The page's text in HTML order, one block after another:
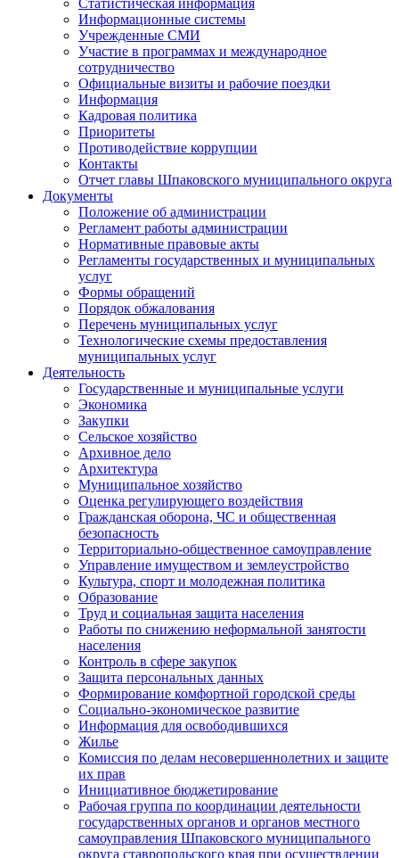
Статистическая информация
Информационные системы
Учрежденные СМИ
Участие в программах и международное
сотрудничество
Официальные визиты и рабочие поездки
Информация
Кадровая политика
Приоритеты
Противодействие коррупции
Контакты
Отчет главы Шпаковского муниципального округа
Документы
Положение об администрации
Регламент работы администрации
Нормативные правовые акты
Регламенты государственных и муниципальных
услуг
Формы обращений
Порядок обжалования
Перечень муниципальных услуг
Технологические схемы предоставления
муниципальных услуг
Деятельность
Государственные и муниципальные услуги
Экономика
Закупки
Сельское хозяйство
Архивное дело
Архитектура
Муниципальное хозяйство
Оценка регулирующего воздействия
Гражданская оборона, ЧС и общественная
безопасность
Территориально-общественное самоуправление
Управление имуществом и землеустройство
Культура, спорт и молодежная политика
Образование
Труд и социальная защита населения
Работы по снижению неформальной занятости
населения
Контроль в сфере закупок
Защита персональных данных
Формирование комфортной городской среды
Социально-экономическое развитие
Информация для освободившихся
Жилье
Комиссия по делам несовершеннолетних и защите
их прав
Инициативное бюджетирование
Рабочая группа по координации деятельности
государственных органов и органов местного
самоуправления Шпаковского муниципального
округа ставропольского края при осуществлении